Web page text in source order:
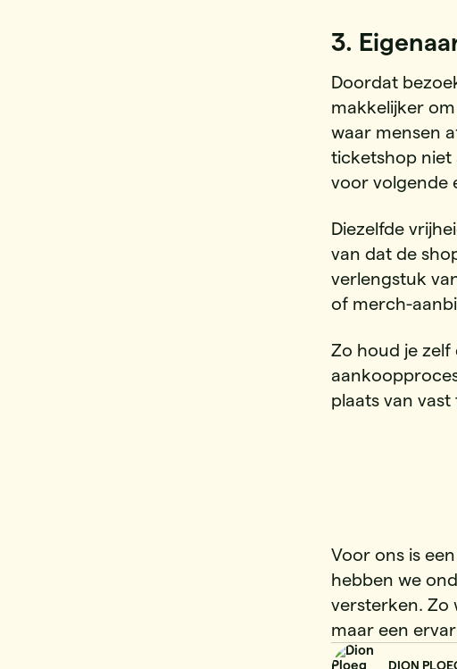
3.
Doordat
makkelijker
waar mensen
ticketshop niet
voor volgende
Diezelfde
van dat de
verlengstuk
of merch-
Zo houd je zelf
plaats van
Voor ons is
hebben we
versterken. Zo
maar een
DION